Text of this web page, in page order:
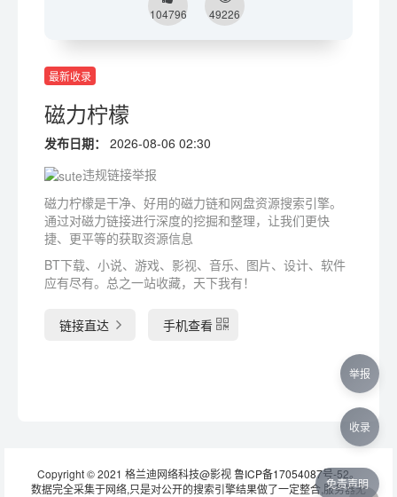
104796 49226
最新收录
磁力柠檬
发布日期：
2026-08-06 02:30
违规链接举报
磁力柠檬是干净、好用的磁力链和网盘资源搜索引擎。
通过对磁力链接进行深度的挖掘和整理，让我们更快
捷、更平等的获取资源信息
BT下载、小说、游戏、影视、音乐、图片、设计、软件
应有尽有。总之一站收藏，天下我有！
链接直达 手机查看
Copyright © 2021 格兰迪网络科技@影视鲁ICP备17054087号-52。
数据完全采集于网络,只是对公开的搜索引擎结果做了一定整合,服务器无
免责声明
举报
收录